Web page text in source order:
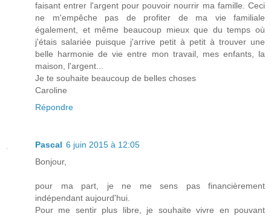
faisant entrer l'argent pour pouvoir nourrir ma famille. Ceci
ne m'empêche pas de profiter de ma vie familiale
également, et même beaucoup mieux que du temps où
j'étais salariée puisque j'arrive petit à petit à trouver une
belle harmonie de vie entre mon travail, mes enfants, la
maison, l'argent...
Je te souhaite beaucoup de belles choses
Caroline
Répondre
Pascal 6 juin 2015 à 12:05
Bonjour,
pour ma part, je ne me sens pas financièrement
indépendant aujourd'hui.
Pour me sentir plus libre, je souhaite vivre en pouvant